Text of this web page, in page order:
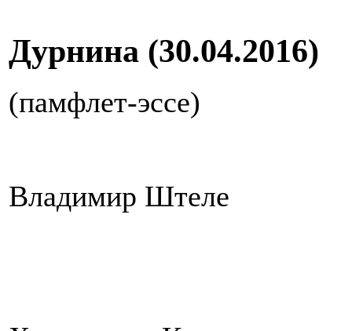
Дурнина (30.04.2016)
(памфлет-эссе)
Владимир Штеле